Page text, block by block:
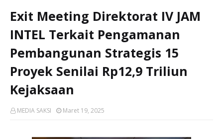
Exit Meeting Direktorat IV JAM
INTEL Terkait Pengamanan
Pembangunan Strategis 15
Proyek Senilai Rp12,9 Triliun
Kejaksaan
MEDIA SAKSI Maret 19, 2025